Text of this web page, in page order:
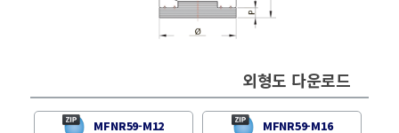
외형도 다운로드
MFNR59-M12 MFNR59-M16